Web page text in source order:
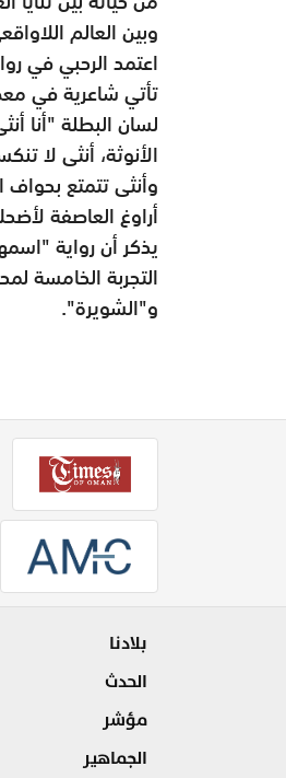
وبين العالم
اعتمد الرحبي في
تأتي شاعرية في
لسان البطلة "أنا
الأنوثة، أنثى لا
وأنثى تتمتع
أراوغ العاصفة
يذكر أن رواية
التجربة الخامسة
و"الشويرة".
بلادنا
الحدث
مؤشر
الجماهير